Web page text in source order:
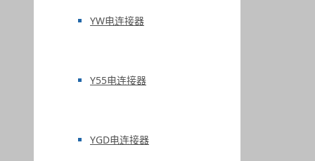
YW电连接器
Y55电连接器
YGD电连接器